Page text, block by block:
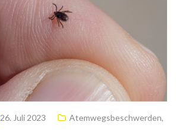
26. Juli 2023 Atemwegsbeschwerden,